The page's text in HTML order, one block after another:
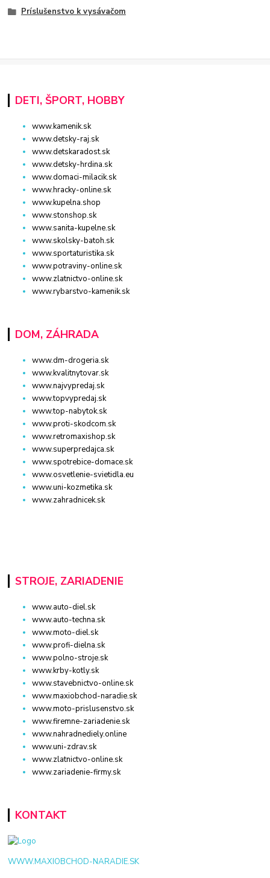
Príslušenstvo k vysávačom
DETI, ŠPORT, HOBBY
www.kamenik.sk
www.detsky-raj.sk
www.detskaradost.sk
www.detsky-hrdina.sk
www.domaci-milacik.sk
www.hracky-online.sk
www.kupelna.shop
www.stonshop.sk
www.sanita-kupelne.sk
www.skolsky-batoh.sk
www.sportaturistika.sk
www.potraviny-online.sk
www.zlatnictvo-online.sk
www.rybarstvo-kamenik.sk
DOM, ZÁHRADA
www.dm-drogeria.sk
www.kvalitnytovar.sk
www.najvypredaj.sk
www.topvypredaj.sk
www.top-nabytok.sk
www.proti-skodcom.sk
www.retromaxishop.sk
www.superpredajca.sk
www.spotrebice-domace.sk
www.osvetlenie-svietidla.eu
www.uni-kozmetika.sk
www.zahradnicek.sk
STROJE, ZARIADENIE
www.auto-diel.sk
www.auto-techna.sk
www.moto-diel.sk
www.profi-dielna.sk
www.polno-stroje.sk
www.krby-kotly.sk
www.stavebnictvo-online.sk
www.maxiobchod-naradie.sk
www.moto-prislusenstvo.sk
www.firemne-zariadenie.sk
www.nahradnediely.online
www.uni-zdrav.sk
www.zlatnictvo-online.sk
www.zariadenie-firmy.sk
KONTAKT
WWW.MAXIOBCHOD-NARADIE.SK